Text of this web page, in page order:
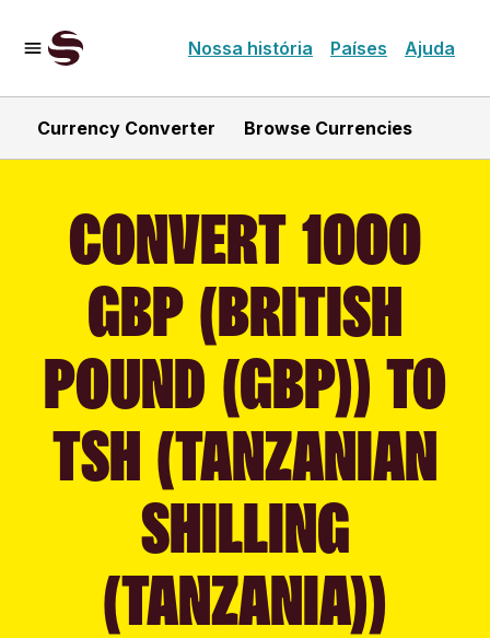
Nossa história Países Ajuda
Currency Converter Browse Currencies
CONVERT 1000
GBP (BRITISH
POUND (GBP)) TO
TSH (TANZANIAN
SHILLING
(TANZANIA))